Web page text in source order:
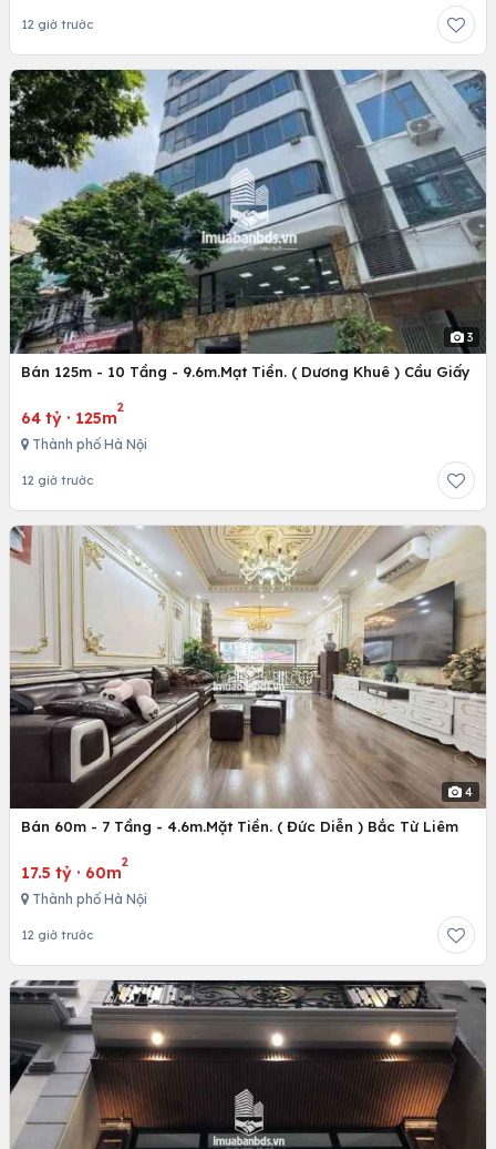
12 giờ trước
3
Bán 125m - 10 Tầng - 9.6m.Mạt Tiền. ( Dương Khuê ) Cầu Giấy
64 tỷ · 125m
2
Thành phố Hà Nội
12 giờ trước
4
Bán 60m - 7 Tầng - 4.6m.Mặt Tiền. ( Đức Diễn ) Bắc Từ Liêm
17.5 tỷ · 60m
2
Thành phố Hà Nội
12 giờ trước